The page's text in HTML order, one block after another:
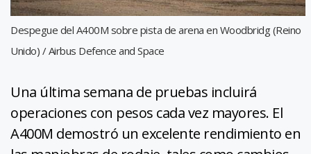
Despegue del A400M sobre pista de arena en Woodbridg (Reino
Unido) / Airbus Defence and Space
Una última semana de pruebas incluirá
operaciones con pesos cada vez mayores. El
A400M demostró un excelente rendimiento en